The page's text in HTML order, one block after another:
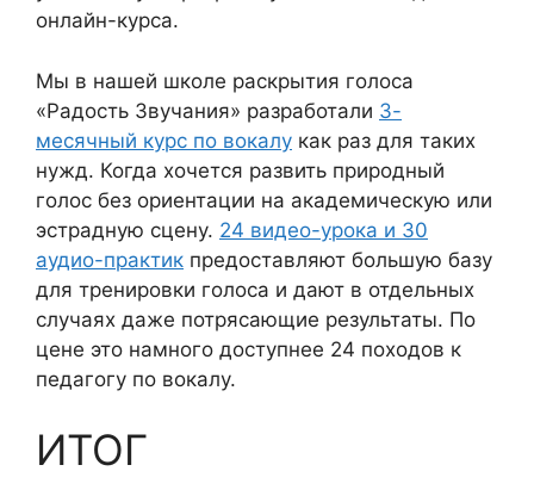
онлайн-курса.
Мы в нашей школе раскрытия голоса
«Радость Звучания» разработали 3-
месячный курс по вокалу как раз для таких
нужд. Когда хочется развить природный
голос без ориентации на академическую или
эстрадную сцену. 24 видео-урока и 30
аудио-практик предоставляют большую базу
для тренировки голоса и дают в отдельных
случаях даже потрясающие результаты. По
цене это намного доступнее 24 походов к
педагогу по вокалу.
ИТОГ